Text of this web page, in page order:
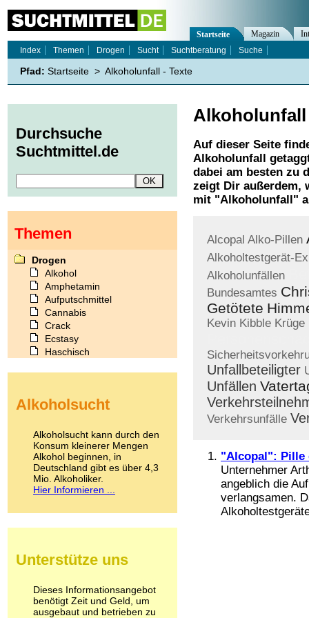
Alkoholunfall
Auf dieser Seite
Alkoholunfall
dabei am besten zu
zeigt Dir außerdem,
mit "Alkoholunfall "
Alcopal Alko-Pillen
Alkoholtestgerät-
Alkoholunfällen
Bundesamtes
Getötete
Kevin Kibble Krüge
Unfallbeteiligter
Unfällen
Verkehrsunfälle
"Alcopal": Pille
Unternehmer
angeblich die
verlangsamen.
Startseite Magazin
Index
Themen Drogen Sucht Suchtberatung Suche
Pfad: Startseite > Alkoholunfall - Texte
Durchsuche
Suchtmittel.de
Themen
Drogen
Alkohol
Amphetamin
Aufputschmittel
Cannabis
Crack
Ecstasy
Haschisch
Kokain
LSD
Marihuana
Medikamente
Meskalin
Metamphetamin
Methadon
Pilze
Psychopharmaka
Schlafmittel
Schmerzmittel
Alkoholsucht
Alkoholsucht kann durch den
Konsum kleinerer Mengen
Alkohol beginnen, in
Deutschland gibt es über 4,3
Mio. Alkoholiker.
Hier Informieren ...
Unterstütze uns
Dieses Informationsangebot
benötigt Zeit und Geld, um
ausgebaut und betrieben zu